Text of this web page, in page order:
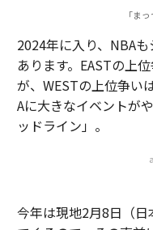
「ま
2024年に入り、NBA
あります。EASTの上
が、WESTの上位争い
Aに大きなイベントが
ッドライン」。
今年は現地2月8日（